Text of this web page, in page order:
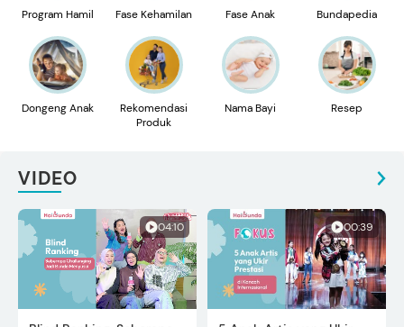
Program Hamil Fase Kehamilan Fase Anak Bundapedia
Dongeng Anak
Rekomendasi
Produk
Nama Bayi Resep
VIDEO
04:10 00:39